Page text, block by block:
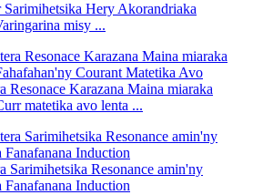
Sarimihetsika Hery Akorandriaka
misy ...
Resonace Karazana Maina miaraka
matetika avo lenta ...
Sarimihetsika Resonance amin'ny
Fanafanana Induction